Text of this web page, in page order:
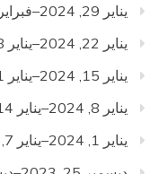
يناير 29, 2024–فبراير 4, 2024
يناير 22, 2024–يناير 28, 2024
يناير 15, 2024–يناير 21, 2024
يناير 8, 2024–يناير 14, 2024
يناير 1, 2024–يناير 7, 2024